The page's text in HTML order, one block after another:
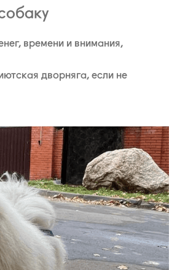
времени и внимания,
дворняга, если не